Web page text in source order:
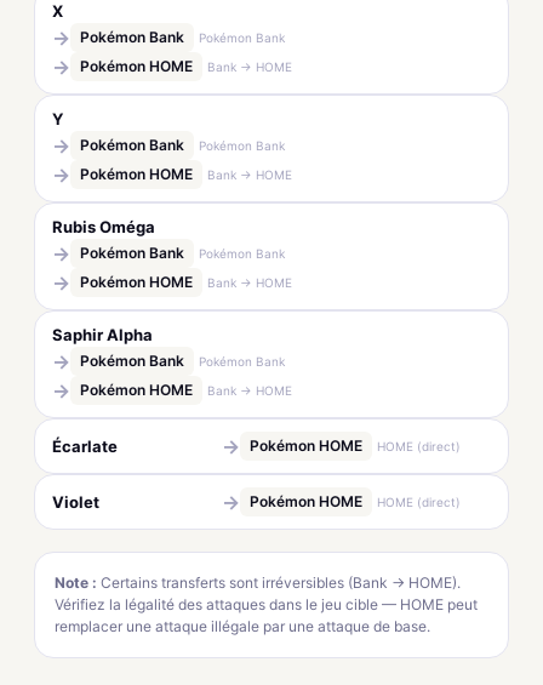
X
→ Pokémon Bank Pokémon Bank
→ Pokémon HOME Bank → HOME
Y
→ Pokémon Bank Pokémon Bank
→ Pokémon HOME Bank → HOME
Rubis Oméga
→ Pokémon Bank Pokémon Bank
→ Pokémon HOME Bank → HOME
Saphir Alpha
→ Pokémon Bank Pokémon Bank
→ Pokémon HOME Bank → HOME
Écarlate → Pokémon HOME HOME (direct)
Violet → Pokémon HOME HOME (direct)
Note : Certains transferts sont irréversibles (Bank → HOME).
Vérifiez la légalité des attaques dans le jeu cible — HOME peut
remplacer une attaque illégale par une attaque de base.